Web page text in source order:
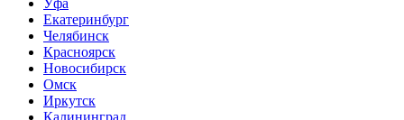
Уфа
Екатеринбург
Челябинск
Красноярск
Новосибирск
Омск
Иркутск
Калининград